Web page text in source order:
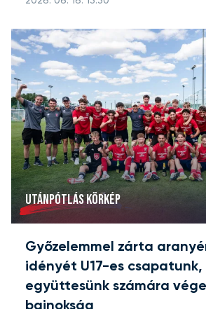
UTÁNPÓTLÁS KÖRKÉP
Győzelemmel zárta
idényét U17-es csapatunk,
együttesünk számára
bajnokság